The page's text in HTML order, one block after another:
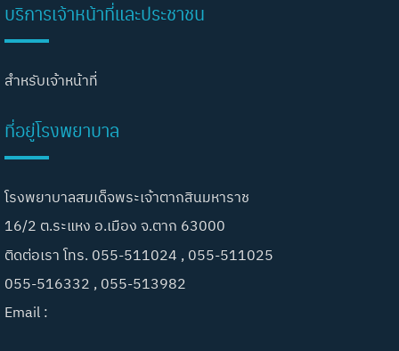
บริการเจ้าหน้าที่และประชาชน
สำหรับเจ้าหน้าที่
ที่อยู่โรงพยาบาล
โรงพยาบาลสมเด็จพระเจ้าตากสินมหาราช
16/2 ต.ระแหง อ.เมือง จ.ตาก 63000
ติดต่อเรา โทร. 055-511024 , 055-511025
055-516332 , 055-513982
Email :